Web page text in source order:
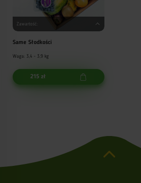
Zawartość:
Same Słodkości
Waga: 3,4 - 3,9 kg
215 zł